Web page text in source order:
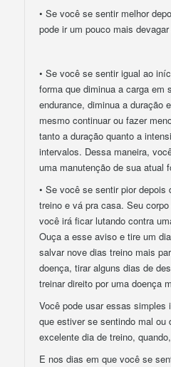
• Se você se sentir melhor
pode ir um pouco mais
• Se você se sentir igual ao
forma que diminua a carga em
endurance, diminua a duração
mesmo continuar ou fazer
tanto a duração quanto a
intervalos. Dessa maneira,
uma manutenção de sua atual
• Se você se sentir pior
treino e vá pra casa. Seu
você irá ficar lutando contra
Ouça a esse aviso e tire um
salvar nove dias treino mais
doença, tirar alguns dias de
treinar direito por uma doença
Você pode usar essas simples
que estiver se sentindo mal ou
excelente dia de treino,
E nos dias em que você se